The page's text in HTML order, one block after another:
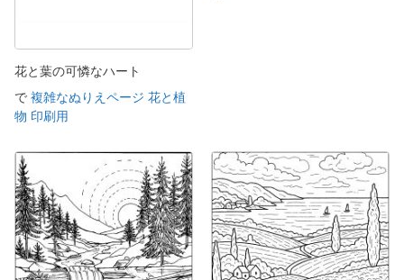
花と葉の可憐なハート
で 複雑なぬりえページ 花と植
物 印刷用